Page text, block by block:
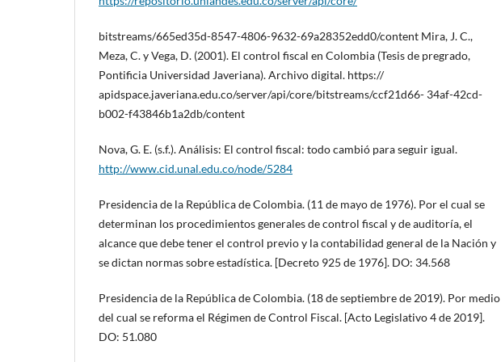
bitstreams/665ed35d-8547-4806-9632-69a28352edd0/content Mira, J. C.,
Meza, C. y Vega, D. (2001). El control fiscal en Colombia (Tesis de pregrado,
Pontificia Universidad Javeriana). Archivo digital. https://
apidspace.javeriana.edu.co/server/api/core/bitstreams/ccf21d66- 34af-42cd-
b002-f43846b1a2db/content
Nova, G. E. (s.f.). Análisis: El control fiscal: todo cambió para seguir igual.
http://www.cid.unal.edu.co/node/5284
Presidencia de la República de Colombia. (11 de mayo de 1976). Por el cual se
determinan los procedimientos generales de control fiscal y de auditoría, el
alcance que debe tener el control previo y la contabilidad general de la Nación y
se dictan normas sobre estadística. [Decreto 925 de 1976]. DO: 34.568
Presidencia de la República de Colombia. (18 de septiembre de 2019). Por medio
del cual se reforma el Régimen de Control Fiscal. [Acto Legislativo 4 de 2019].
DO: 51.080